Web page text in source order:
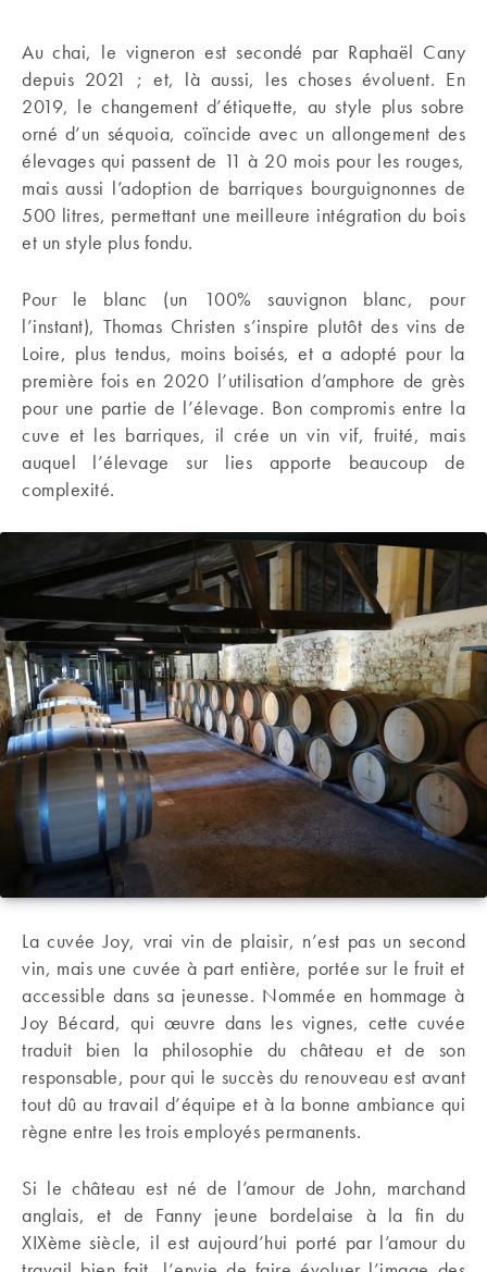
Au chai, le vigneron est secondé par Raphaël Cany
depuis 2021 ; et, là aussi, les choses évoluent. En
2019, le changement d’étiquette, au style plus sobre
orné d’un séquoia, coïncide avec un allongement des
élevages qui passent de 11 à 20 mois pour les rouges,
mais aussi l’adoption de barriques bourguignonnes de
500 litres, permettant une meilleure intégration du bois
et un style plus fondu.
Pour le blanc (un 100% sauvignon blanc, pour
l’instant), Thomas Christen s’inspire plutôt des vins de
Loire, plus tendus, moins boisés, et a adopté pour la
première fois en 2020 l’utilisation d’amphore de grès
pour une partie de l’élevage. Bon compromis entre la
cuve et les barriques, il crée un vin vif, fruité, mais
auquel l’élevage sur lies apporte beaucoup de
complexité.
La cuvée Joy, vrai vin de plaisir, n’est pas un second
vin, mais une cuvée à part entière, portée sur le fruit et
accessible dans sa jeunesse. Nommée en hommage à
Joy Bécard, qui œuvre dans les vignes, cette cuvée
traduit bien la philosophie du château et de son
responsable, pour qui le succès du renouveau est avant
tout dû au travail d’équipe et à la bonne ambiance qui
règne entre les trois employés permanents.
Si le château est né de l’amour de John, marchand
anglais, et de Fanny jeune bordelaise à la fin du
XIXème siècle, il est aujourd’hui porté par l’amour du